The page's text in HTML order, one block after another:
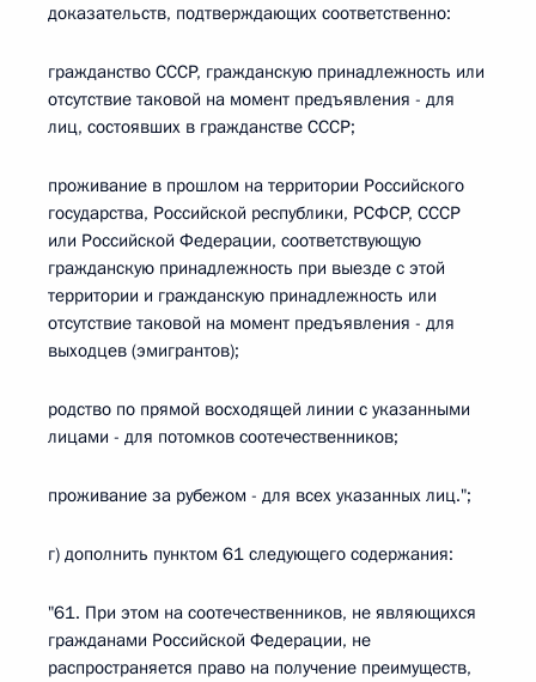
доказательств, подтверждающих соответственно:
гражданство СССР, гражданскую принадлежность или
отсутствие таковой на момент предъявления - для
лиц, состоявших в гражданстве СССР;
проживание в прошлом на территории Российского
государства, Российской республики, РСФСР, СССР
или Российской Федерации, соответствующую
гражданскую принадлежность при выезде с этой
территории и гражданскую принадлежность или
отсутствие таковой на момент предъявления - для
выходцев (эмигрантов);
родство по прямой восходящей линии с указанными
лицами - для потомков соотечественников;
проживание за рубежом - для всех указанных лиц.";
г) дополнить пунктом 61 следующего содержания:
"61. При этом на соотечественников, не являющихся
гражданами Российской Федерации, не
распространяется право на получение преимуществ,